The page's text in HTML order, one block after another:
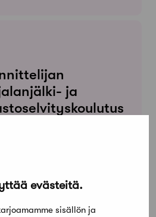
evästeitä.
sisällön ja
ja